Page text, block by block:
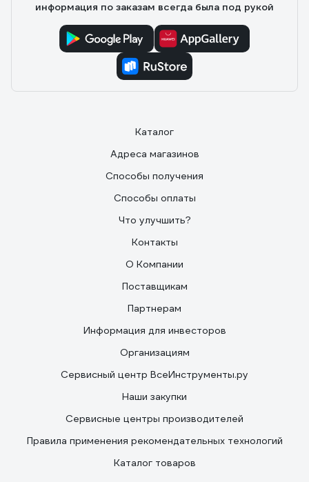
информация по заказам всегда была под рукой
Каталог
Адреса магазинов
Способы получения
Способы оплаты
Что улучшить?
Контакты
О Компании
Поставщикам
Партнерам
Информация для инвесторов
Организациям
Сервисный центр ВсеИнструменты.ру
Наши закупки
Сервисные центры производителей
Правила применения рекомендательных технологий
Каталог товаров